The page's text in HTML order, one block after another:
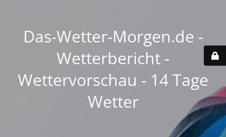
Das-Wetter-Morgen.de -
Wetterbericht -
Wettervorschau - 14 Tage
Wetter